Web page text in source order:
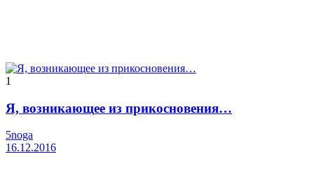
1
Я, возникающее из прикосновения…
5noga
16.12.2016